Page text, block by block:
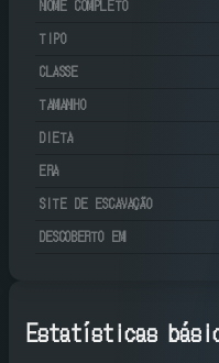
NOME COMPLETO
TIPO
CLASSE
TAMANHO
DIETA
ERA
SITE DE ESCAVAÇÃO
DESCOBERTO EM
Estatísticas